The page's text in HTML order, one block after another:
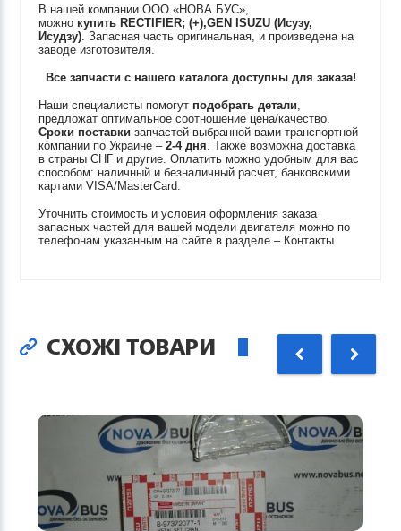
В нашей компании ООО «НОВА БУС»,
можно купить RECTIFIER; (+),GEN
ISUZU (Исузу,
Исудзу). Запасная часть оригинальная, и произведена на
заводе изготовителя.
Все запчасти с нашего каталога доступны для заказа!
Наши специалисты помогут подобрать детали,
предложат оптимальное соотношение цена/качество.
Сроки поставки запчастей выбранной вами транспортной
компании по Украине –2-4 дня. Также возможна доставка
в страны СНГ и другие. Оплатить можно удобным для вас
способом: наличный и безналичный расчет, банковскими
картами VISA/MasterCard.
Уточнить стоимость и условия оформления заказа
запасных частей для вашей модели двигателя можно по
телефонам указанным на сайте в разделе – Контакты.
СХОЖІ ТОВАРИ